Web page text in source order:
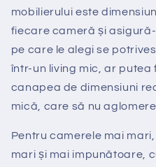
mobilierului este
fiecare cameră și
pe care le alegi se
într-un living mic, ar putea
canapea de dimensiuni
mică, care să nu
Pentru camerele mai
mari și mai impunătoare,